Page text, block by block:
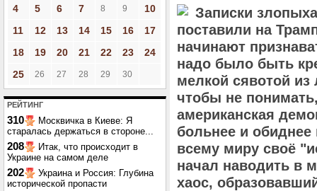
4 5 6 7 8 9
10
11
12 13 14 15 16
17
18
19 20 21 22 23
24
25
26 27 28 29 30
РЕЙТИНГ
310
Москвичка в Киеве: Я
старалась держаться в стороне...
208
Итак, что происходит в
Украине на самом деле
202
Украина и Россия: Глубина
исторической пропасти
Записки
поставили на
начинают
надо было быть
мелкой сявотой из
чтобы не
американская
больнее и обиднее
всему миру своё
начал наводить в
хаос,